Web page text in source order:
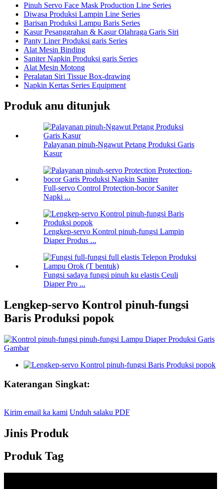
Pinuh Servo Face Mask Production Line Series
Diwasa Produksi Lampin Line Series
Barisan Produksi Lampu Baris Series
Kasur Pesanggrahan & Kasur Olahraga Garis Siri
Panty Liner Produksi garis Series
Alat Mesin Binding
Saniter Napkin Produksi garis Series
Alat Mesin Motong
Peralatan Siri Tissue Box-drawing
Napkin Kertas Series Equipment
Produk anu ditunjuk
Palayanan pinuh-Ngawut Petang Produksi Garis
Kasur
Full-servo Control Protection-bocor Saniter
Napki ...
Lengkep-servo Kontrol pinuh-fungsi Lampin
Diaper Produs ...
Fungsi sadaya fungsi pinuh ku elastis Ceuli
Diaper Pro ...
Lengkep-servo Kontrol pinuh-fungsi
Baris Produksi popok
Katerangan Singkat:
Kirim email ka kami Unduh salaku PDF
Jinis Produk
Produk Tag